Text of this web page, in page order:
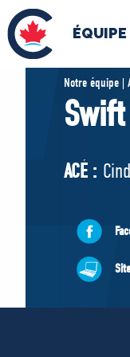
ÉQUIPE
ACÉ
Notre équipe |
ACÉ :